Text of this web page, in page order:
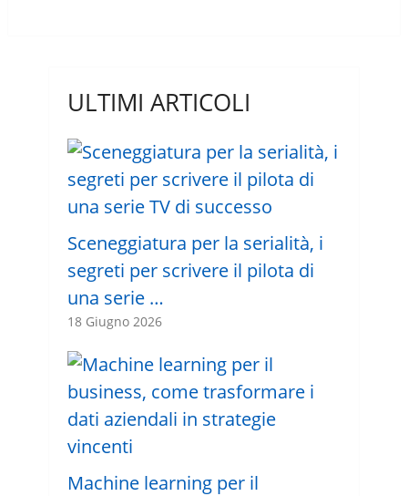
ULTIMI ARTICOLI
Sceneggiatura per la serialità, i
segreti per scrivere il pilota di
una serie …
18 Giugno 2026
Machine learning per il